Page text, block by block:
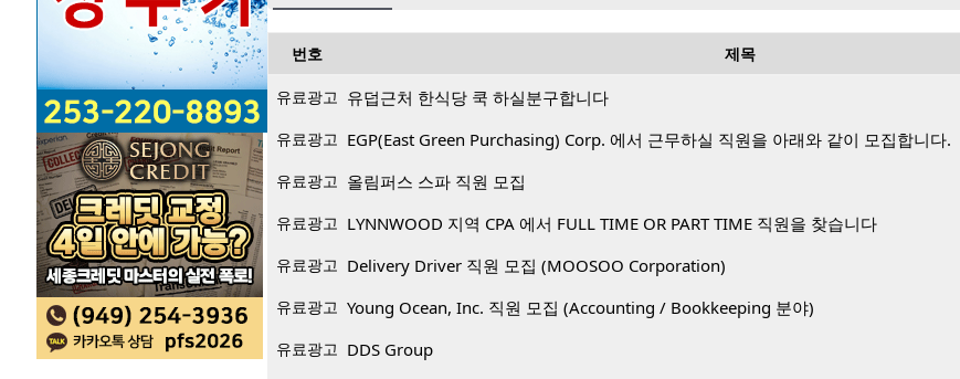
번호 제목
유료광고 유덥근처 한식당 쿡 하실분구합니다
유료광고 EGP(East Green Purchasing) Corp. 에서 근무하실 직원을 아래와 같이 모집합니다.
유료광고 올림퍼스 스파 직원 모집
유료광고 LYNNWOOD 지역 CPA 에서 FULL TIME OR PART TIME 직원을 찾습니다
유료광고 Delivery Driver 직원 모집 (MOOSOO Corporation)
유료광고 Young Ocean, Inc. 직원 모집 (Accounting / Bookkeeping 분야)
유료광고 DDS Group